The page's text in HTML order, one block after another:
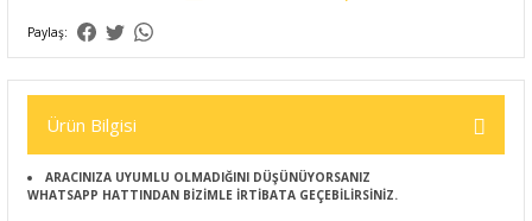
Paylaş:
Ürün Bilgisi
ARACINIZA UYUMLU OLMADIĞINI DÜŞÜNÜYORSANIZ
WHATSAPP HATTINDAN BİZİMLE İRTİBATA GEÇEBİLİRSİNİZ.